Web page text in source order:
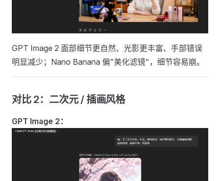
GPT Image 2 面部细节更自然、光影更丰富、手部错误
明显减少；Nano Banana 偏"美化滤镜"，细节容易崩。
对比 2：二次元 / 插画风格
GPT Image 2：